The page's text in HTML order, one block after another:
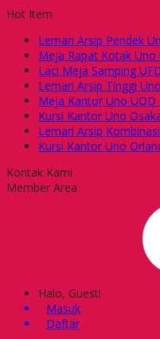
Hot Item
Lemari Arsip Pendek
Meja Rapat Kotak Uno
Laci Meja Samping
Lemari Arsip Tinggi
Meja Kantor Uno UOD
Kursi Kantor Uno
Lemari Arsip
Kursi Kantor Uno
Kontak Kami
Member Area
Halo, Guest!
Masuk
Daftar